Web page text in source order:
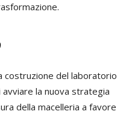
costruzione del laboratorio
la nuova strategia
della macelleria a favore